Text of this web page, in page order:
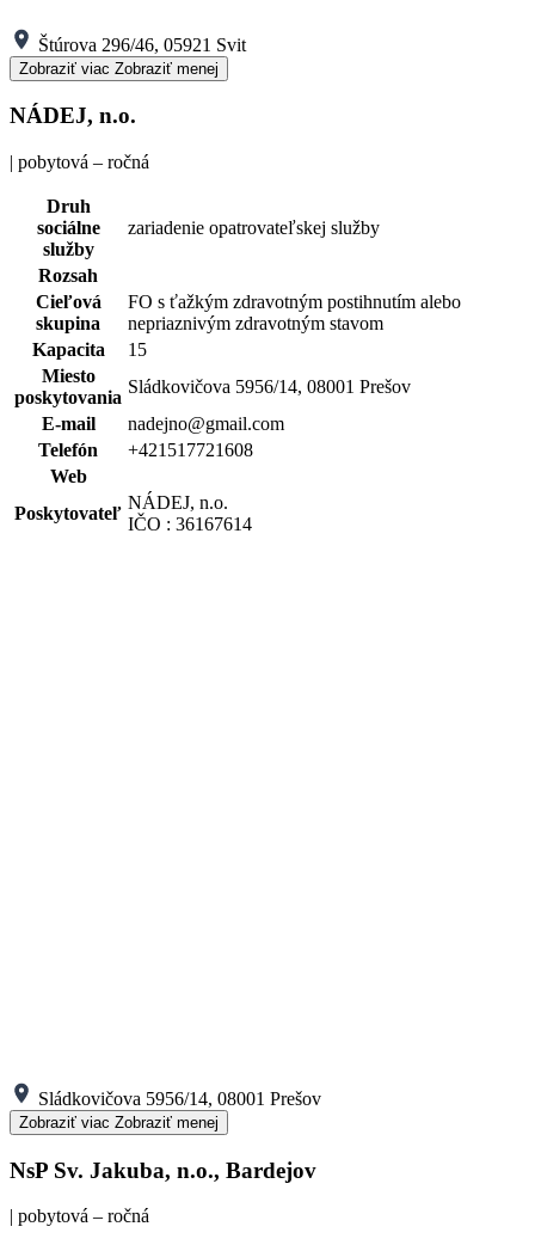
Štúrova 296/46, 05921 Svit
Zobraziť viac Zobraziť menej
NÁDEJ, n.o.
| pobytová – ročná
Druh
sociálne
služby
zariadenie opatrovateľskej služby
Rozsah
Cieľová
skupina
FO s ťažkým zdravotným postihnutím alebo
nepriaznivým zdravotným stavom
Kapacita
15
Miesto
poskytovania
Sládkovičova 5956/14, 08001 Prešov
E-mail
nadejno@gmail.com
Telefón
+421517721608
Web
Poskytovateľ
NÁDEJ, n.o.
IČO : 36167614
Sládkovičova 5956/14, 08001 Prešov
Zobraziť viac Zobraziť menej
NsP Sv. Jakuba, n.o., Bardejov
| pobytová – ročná